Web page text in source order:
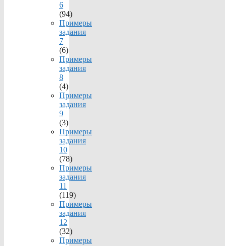
6
(94)
Примеры
задания
7
(6)
Примеры
задания
8
(4)
Примеры
задания
9
(3)
Примеры
задания
10
(78)
Примеры
задания
11
(119)
Примеры
задания
12
(32)
Примеры